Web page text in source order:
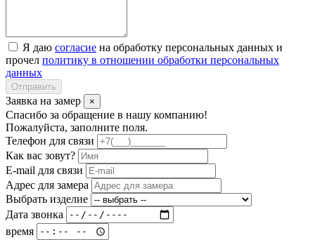
Я даю согласие на обработку персональных данных и
прочел политику в отношении обработки персональных
данных
Отправить
Заявка на замер ×
Спасибо за обращение в нашу компанию!
Пожалуйста, заполните поля.
Телефон для связи
Как вас зовут?
E-mail для связи
Адрес для замера
Выбрать изделие
Дата звонка
время